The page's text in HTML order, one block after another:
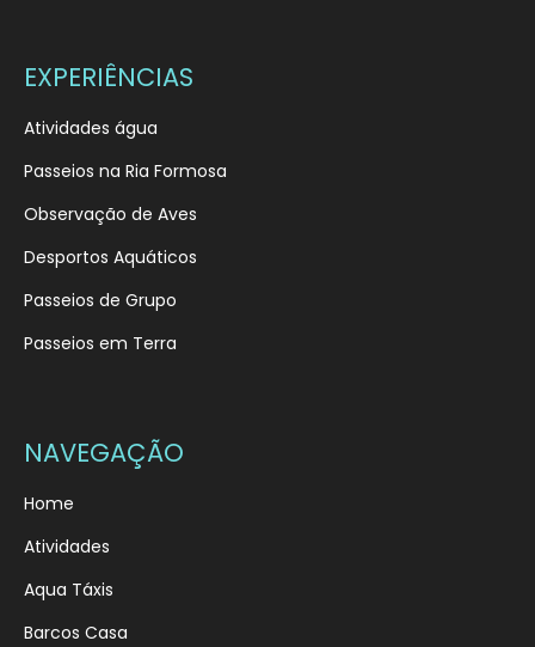
EXPERIÊNCIAS
Atividades água
Passeios na Ria Formosa
Observação de Aves
Desportos Aquáticos
Passeios de Grupo
Passeios em Terra
NAVEGAÇÃO
Home
Atividades
Aqua Táxis
Barcos Casa